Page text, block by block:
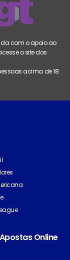
com o apoio ao
o site dos
acima de 18
Online